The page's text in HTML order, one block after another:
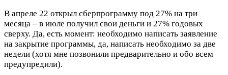
В апреле 22 открыл сберпрограмму под 27% на три
месяца – в июле получил свои деньги и 27% годовых
сверху. Да, есть момент: необходимо написать заявление
на закрытие программы, да, написать необходимо за две
недели (хотя мне позвонили предварительно и обо всем
предупредили).